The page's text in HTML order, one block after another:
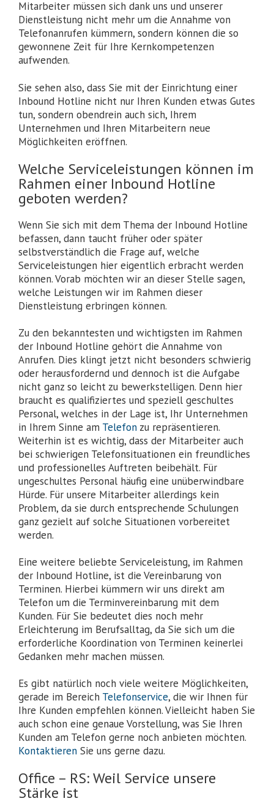
Mitarbeiter müssen sich dank uns und unserer
Dienstleistung nicht mehr um die Annahme von
Telefonanrufen kümmern, sondern können die so
gewonnene Zeit für Ihre Kernkompetenzen
aufwenden.
Sie sehen also, dass Sie mit der Einrichtung einer
Inbound Hotline nicht nur Ihren Kunden etwas Gutes
tun, sondern obendrein auch sich, Ihrem
Unternehmen und Ihren Mitarbeitern neue
Möglichkeiten eröffnen.
Welche Serviceleistungen können im
Rahmen einer Inbound Hotline
geboten werden?
Wenn Sie sich mit dem Thema der Inbound Hotline
befassen, dann taucht früher oder später
selbstverständlich die Frage auf, welche
Serviceleistungen hier eigentlich erbracht werden
können. Vorab möchten wir an dieser Stelle sagen,
welche Leistungen wir im Rahmen dieser
Dienstleistung erbringen können.
Zu den bekanntesten und wichtigsten im Rahmen
der Inbound Hotline gehört die Annahme von
Anrufen. Dies klingt jetzt nicht besonders schwierig
oder herausfordernd und dennoch ist die Aufgabe
nicht ganz so leicht zu bewerkstelligen. Denn hier
braucht es qualifiziertes und speziell geschultes
Personal, welches in der Lage ist, Ihr Unternehmen
in Ihrem Sinne am Telefon zu repräsentieren.
Weiterhin ist es wichtig, dass der Mitarbeiter auch
bei schwierigen Telefonsituationen ein freundliches
und professionelles Auftreten beibehält. Für
ungeschultes Personal häufig eine unüberwindbare
Hürde. Für unsere Mitarbeiter allerdings kein
Problem, da sie durch entsprechende Schulungen
ganz gezielt auf solche Situationen vorbereitet
werden.
Eine weitere beliebte Serviceleistung, im Rahmen
der Inbound Hotline, ist die Vereinbarung von
Terminen. Hierbei kümmern wir uns direkt am
Telefon um die Terminvereinbarung mit dem
Kunden. Für Sie bedeutet dies noch mehr
Erleichterung im Berufsalltag, da Sie sich um die
erforderliche Koordination von Terminen keinerlei
Gedanken mehr machen müssen.
Es gibt natürlich noch viele weitere Möglichkeiten,
gerade im Bereich Telefonservice, die wir Ihnen für
Ihre Kunden empfehlen können. Vielleicht haben Sie
auch schon eine genaue Vorstellung, was Sie Ihren
Kunden am Telefon gerne noch anbieten möchten.
Kontaktieren Sie uns gerne dazu.
Office – RS: Weil Service unsere
Stärke ist